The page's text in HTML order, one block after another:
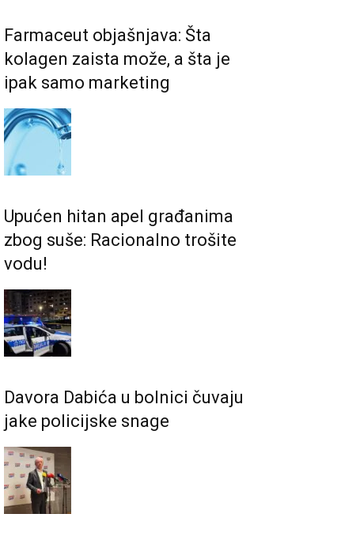
Farmaceut objašnjava: Šta
kolagen zaista može, a šta je
ipak samo marketing
Upućen hitan apel građanima
zbog suše: Racionalno trošite
vodu!
Davora Dabića u bolnici čuvaju
jake policijske snage